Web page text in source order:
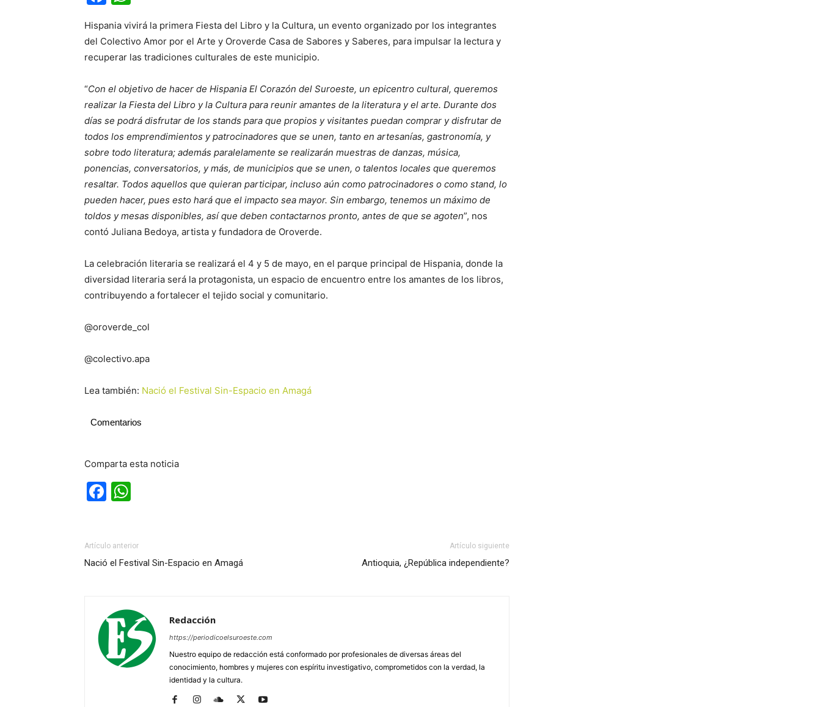
Hispania vivirá la primera Fiesta del Libro y la Cultura, un evento organizado por los integrantes
del Colectivo Amor por el Arte y Oroverde Casa de Sabores y Saberes, para impulsar la lectura y
recuperar las tradiciones culturales de este municipio.
“Con el objetivo de hacer de Hispania El Corazón del Suroeste, un epicentro cultural, queremos
realizar la Fiesta del Libro y la Cultura para reunir amantes de la literatura y el arte. Durante dos
días se podrá disfrutar de los stands para que propios y visitantes puedan comprar y disfrutar de
todos los emprendimientos y patrocinadores que se unen, tanto en artesanías, gastronomía, y
sobre todo literatura; además paralelamente se realizarán muestras de danzas, música,
ponencias, conversatorios, y más, de municipios que se unen, o talentos locales que queremos
resaltar. Todos aquellos que quieran participar, incluso aún como patrocinadores o como stand, lo
pueden hacer, pues esto hará que el impacto sea mayor. Sin embargo, tenemos un máximo de
toldos y mesas disponibles, así que deben contactarnos pronto, antes de que se agoten”, nos
contó Juliana Bedoya, artista y fundadora de Oroverde.
La celebración literaria se realizará el 4 y 5 de mayo, en el parque principal de Hispania, donde la
diversidad literaria será la protagonista, un espacio de encuentro entre los amantes de los libros,
contribuyendo a fortalecer el tejido social y comunitario.
@oroverde_col
@colectivo.apa
Lea también: Nació el Festival Sin-Espacio en Amagá
Comentarios
Comparta esta noticia
Facebook
Artículo anterior
Nació el Festival Sin-Espacio en Amagá
Artículo siguiente
Antioquia, ¿República independiente?
Redacción
https://periodicoelsuroeste.com
Nuestro equipo de redacción está conformado por profesionales de diversas áreas del
conocimiento, hombres y mujeres con espíritu investigativo, comprometidos con la verdad, la
identidad y la cultura.